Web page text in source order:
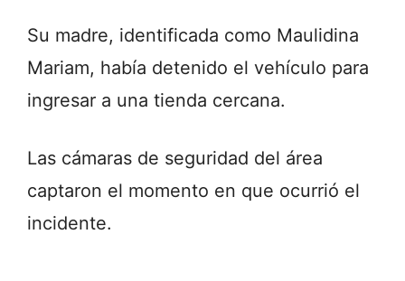
Su madre, identificada como Maulidina
Mariam, había detenido el vehículo para
ingresar a una tienda cercana.
Las cámaras de seguridad del área
captaron el momento en que ocurrió el
incidente.